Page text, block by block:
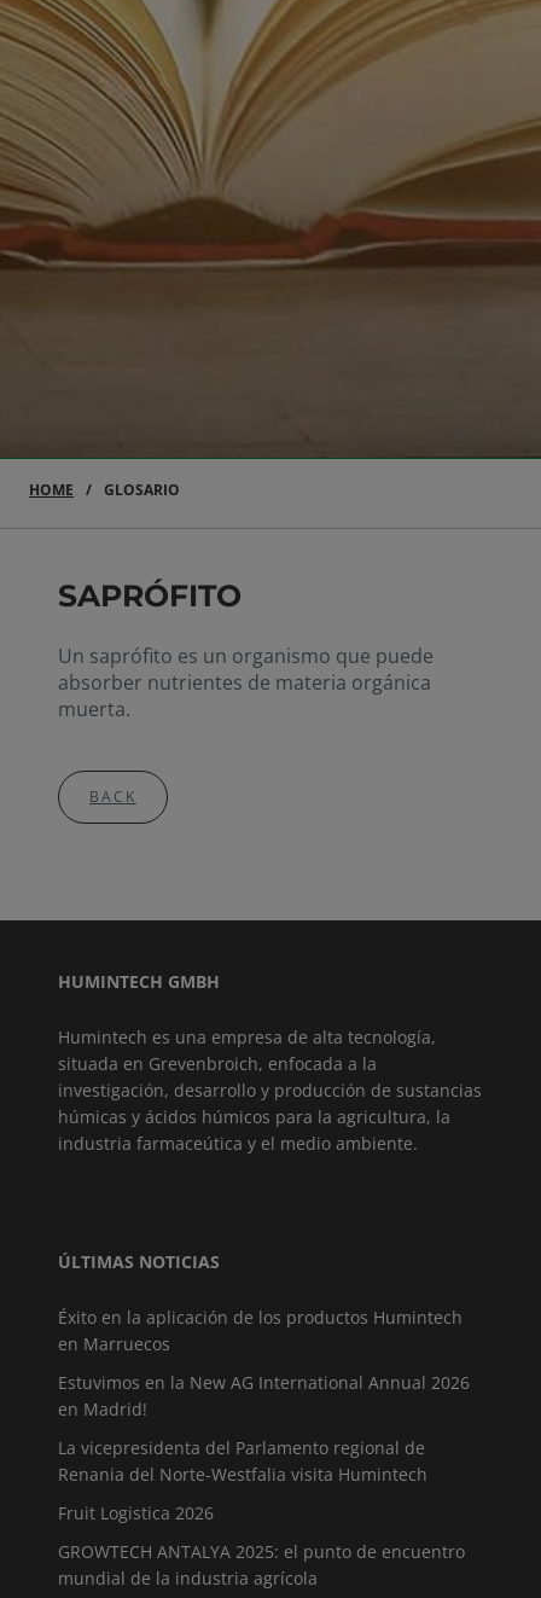
HOME GLOSARIO
SAPRÓFITO
Un saprófito es un organismo que puede
absorber nutrientes de materia orgánica
muerta.
BACK
HUMINTECH GMBH
Humintech es una empresa de alta tecnología,
situada en Grevenbroich, enfocada a la
investigación, desarrollo y producción de sustancias
húmicas y ácidos húmicos para la agricultura, la
industria farmaceútica y el medio ambiente.
ÚLTIMAS NOTICIAS
Éxito en la aplicación de los productos Humintech
en Marruecos
Estuvimos en la New AG International Annual 2026
en Madrid!
La vicepresidenta del Parlamento regional de
Renania del Norte-Westfalia visita Humintech
Fruit Logistica 2026
GROWTECH ANTALYA 2025: el punto de encuentro
mundial de la industria agrícola